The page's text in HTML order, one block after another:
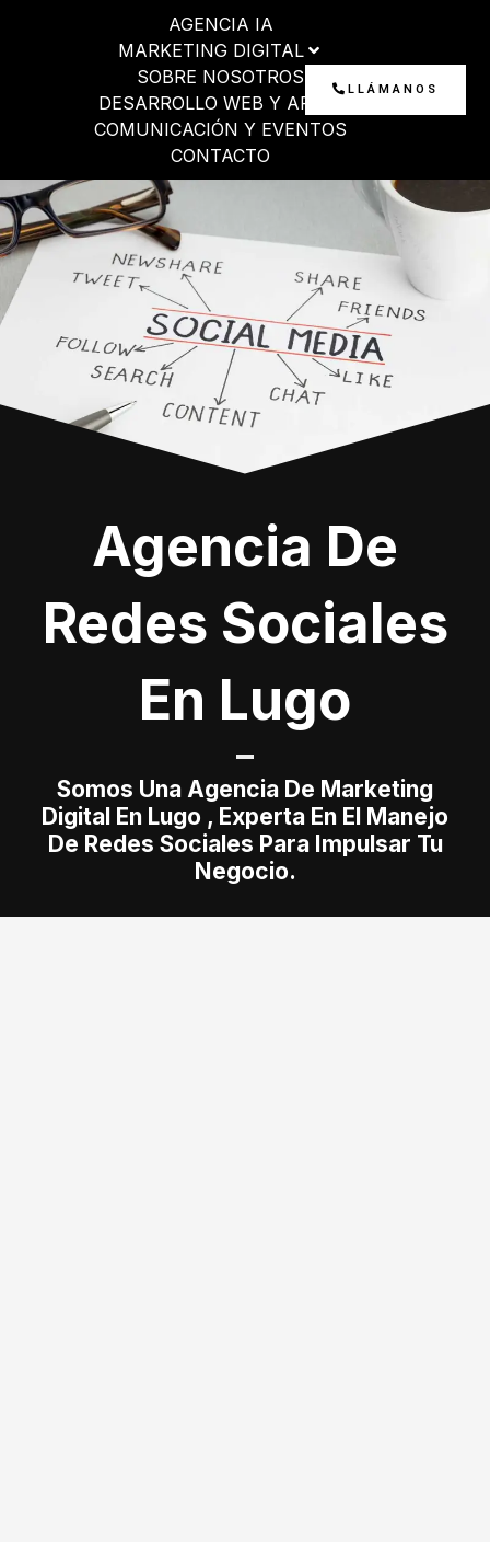
AGENCIA IA
MARKETING DIGITAL
SOBRE NOSOTROS
DESARROLLO WEB Y APP
COMUNICACIÓN Y EVENTOS
CONTACTO
LLÁMANOS
Agencia De
Redes Sociales
En Lugo
Somos Una Agencia De Marketing
Digital En Lugo , Experta En El Manejo
De Redes Sociales Para Impulsar Tu
Negocio.